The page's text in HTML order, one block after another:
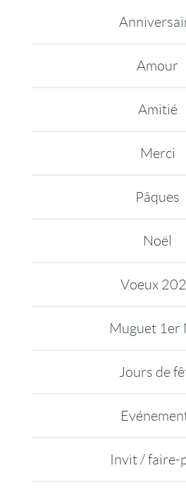
Amour
Amitié
Merci
Pâques
Noël
Voeux
Muguet 1er
Jours de
Invit / faire-